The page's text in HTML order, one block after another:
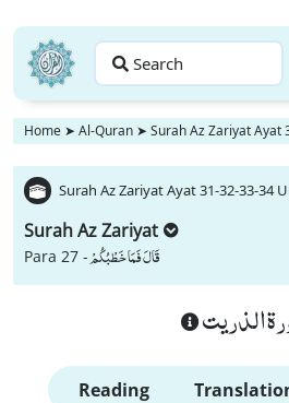
Search
Home ➤ Al-Quran ➤ Surah Az Zariyat Ayat
Surah Az Zariyat Ayat 31-32-33-34
Surah Az Zariyat
Para 27 -قَالَ فَمَا خَطْبُكُمْ
الذريت
Reading